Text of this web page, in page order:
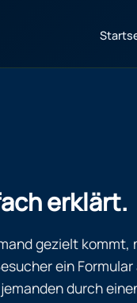
erklärt.
gezielt
ein
durch